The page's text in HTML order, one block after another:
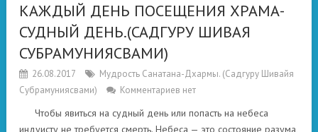
КАЖДЫЙ ДЕНЬ ПОСЕЩЕНИЯ ХРАМА-
СУДНЫЙ ДЕНЬ.(САДГУРУ ШИВАЯ
СУБРАМУНИЯСВАМИ)
26.08.2017
Мудрость Санатана-Дхармы. (Садгуру Шивайя
Субрамуниясвами)
Комментариев нет
Чтобы явиться на судный день или попасть на небеса
индуисту не требуется смерть. Небеса — это состояние разума,